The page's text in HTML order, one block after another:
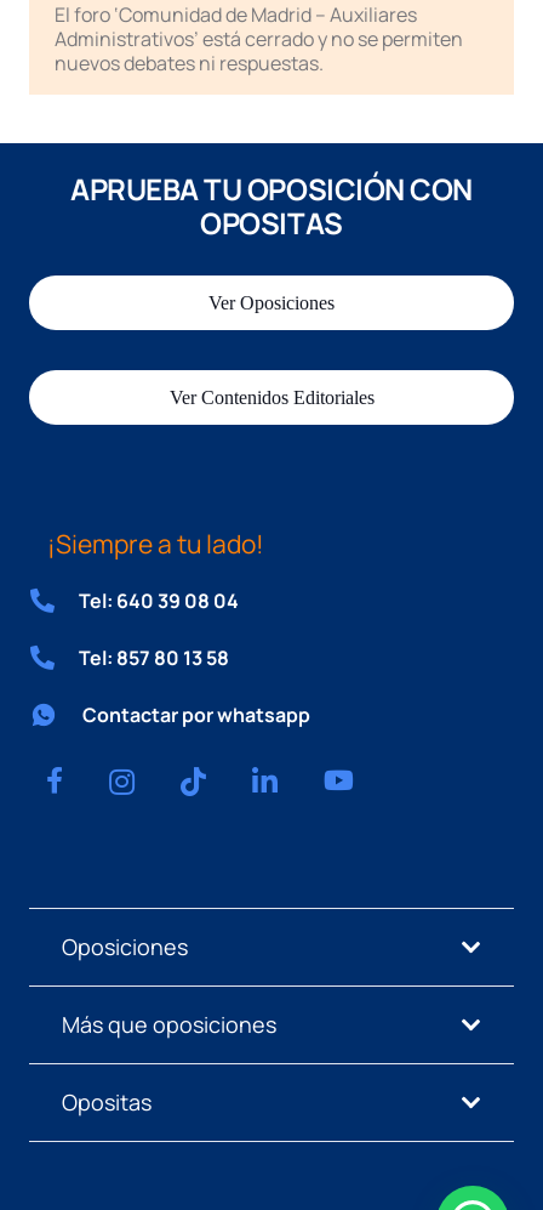
El foro ‘Comunidad de Madrid – Auxiliares
Administrativos’ está cerrado y no se permiten
nuevos debates ni respuestas.
APRUEBA TU OPOSICIÓN CON
OPOSITAS
Ver Oposiciones
Ver Contenidos Editoriales
¡Siempre a tu lado!
Tel: 640 39 08 04
Tel: 857 80 13 58
Contactar por whatsapp
Oposiciones
Más que oposiciones
Opositas